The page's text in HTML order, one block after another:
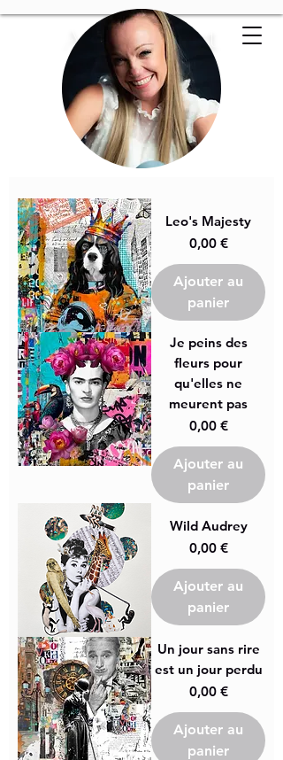
Artemis Art
Leo's Majesty
Prix
0,00 €
Ajouter au
panier
Je peins des
fleurs pour
qu'elles ne
meurent pas
Prix
0,00 €
Ajouter au
panier
Wild Audrey
Prix
0,00 €
Ajouter au
panier
Un jour sans rire
est un jour perdu
Prix
0,00 €
Ajouter au
panier